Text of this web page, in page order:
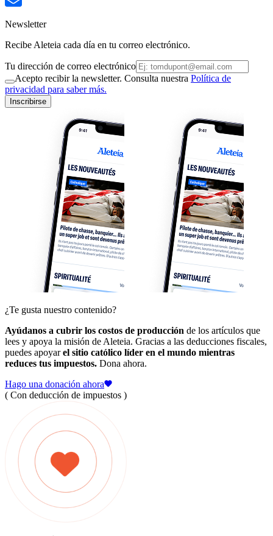
Newsletter
Recibe Aleteia cada día en tu correo electrónico.
Tu dirección de correo electrónico
Acepto recibir la newsletter. Consulta nuestra Política de
privacidad para saber más.
Inscribirse
¿Te gusta nuestro contenido?
Ayúdanos a cubrir los costos de producción de los artículos que
lees y apoya la misión de Aleteia. Gracias a las deducciones fiscales,
puedes apoyarel sitio católico líder en el mundo mientras
reduces tus impuestos. Dona ahora.
Hago una donación ahora
( Con deducción de impuestos )